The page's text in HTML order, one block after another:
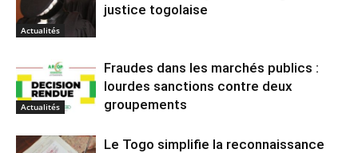
Actualités
justice togolaise
Actualités
Fraudes dans les marchés publics :
lourdes sanctions contre deux
groupements
Le Togo simplifie la reconnaissance